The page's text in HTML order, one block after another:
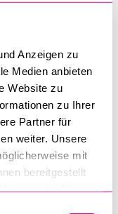
Anzeigen zu
Medien anbieten
Website zu
zu Ihrer
Partner für
weiter. Unsere
mit
bereitgestellt
und AI - wie